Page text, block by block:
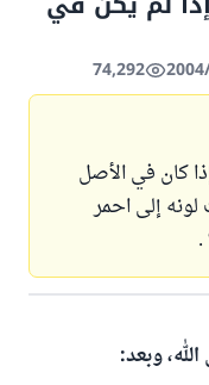
74,292
كان في الأصل
إلى احمر
.
وبعد: